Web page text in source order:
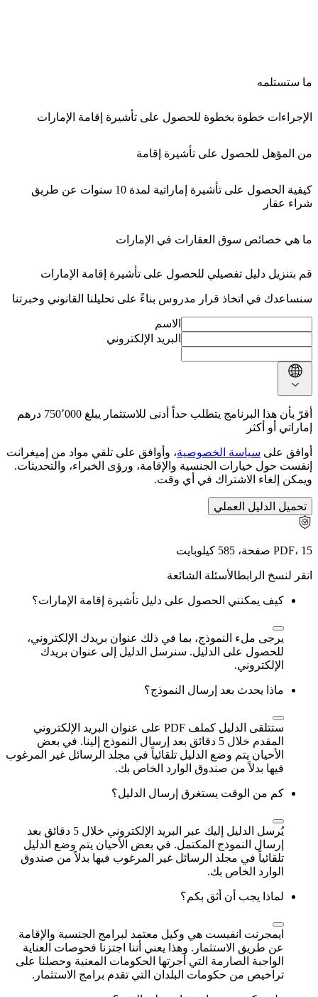
ما ستستلمه
الإجراءات خطوة بخطوة للحصول على تأشيرة إقامة الإمارات
من المؤهل للحصول على تأشيرة إقامة
كيفية الحصول على تأشيرة إماراتية لمدة 10 سنوات عن طريق
شراء عقار
ما هي خصائص سوق العقارات في الإمارات
قم بتنزيل دليل تفصيلي للحصول على تأشيرة إقامة الإمارات
سنساعدك في اتخاذ قرار مدروس بناءً على تحليلنا القانوني وخبرتنا
الاسم
البريد الإلكتروني
أقرّ بأن هذا البرنامج يتطلب حداً أدنى للاستثمار يبلغ 750٬000 درهم
إماراتي أو أكثر
أوافق على سياسة الخصوصية، وأوافق على تلقي مواد من إميغرانت
إنفست حول خيارات الجنسية والإقامة، ورؤى الخبراء، والتحديثات.
ويمكن إلغاء الاشتراك في أي وقت.
تحميل الدليل العملي
PDF، 15 صفحة، 585 كيلوبايت
الأسئلة الشائعة
كيف يمكنني الحصول على دليل تأشيرة إقامة الإمارات؟
يرجى ملء النموذج، بما في ذلك عنوان بريدك الإلكتروني،
للحصول على الدليل. سنرسل الدليل إلى عنوان بريدك
الإلكتروني.
ماذا يحدث بعد إرسال النموذج؟
ستتلقى الدليل كملف PDF على عنوان البريد الإلكتروني
المقدم خلال 5 دقائق بعد إرسال النموذج إلينا. في بعض
الأحيان يتم وضع الدليل تلقائياً في مجلد الرسائل غير المرغوب
فيها بدلاً من صندوق الوارد الخاص بك.
كم من الوقت يستغرق إرسال الدليل؟
يُرسل الدليل إليك عبر البريد الإلكتروني خلال 5 دقائق بعد
إرسال النموذج المكتمل. في بعض الأحيان يتم وضع الدليل
تلقائياً في مجلد الرسائل غير المرغوب فيها بدلاً من صندوق
الوارد الخاص بك.
لماذا يجب أن أثق بكم؟
ايمجرنت انفيست هي وكيل معتمد لبرامج الجنسية والإقامة
عن طريق الاستثمار. وهذا يعني أننا اجتزنا فحوصات العناية
الواجبة الصارمة التي أجرتها الحكومات المعنية وحصلنا على
تراخيص من حكومات البلدان التي تقدم برامج الاستثمار.